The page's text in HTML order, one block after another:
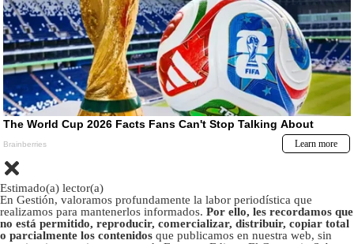
Estimado(a) lector(a)
En Gestión, valoramos profundamente la labor periodística que
realizamos para mantenerlos informados. Por ello, les recordamos que
no está permitido, reproducir, comercializar, distribuir, copiar total
o parcialmente los contenidos que publicamos en nuestra web, sin